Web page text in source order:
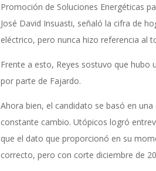
Promoción de Soluciones Energéticas
José David Insuasti, señaló la cifra de
eléctrico, pero nunca hizo referencia al
Frente a esto, Reyes sostuvo que hubo
por parte de Fajardo.
Ahora bien, el candidato se basó en
constante cambio. Utópicos logró
que el dato que proporcionó en su
correcto, pero con corte diciembre de